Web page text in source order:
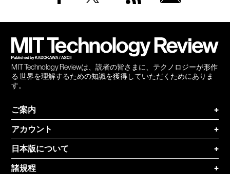
MIT Technology Reviewは、読者の皆さまに、テクノロジーが形作
る 世界を理解するための知識を獲得していただくためにありま
す。
ご案内
+
アカウント
+
日本版について
+
諸規程
+